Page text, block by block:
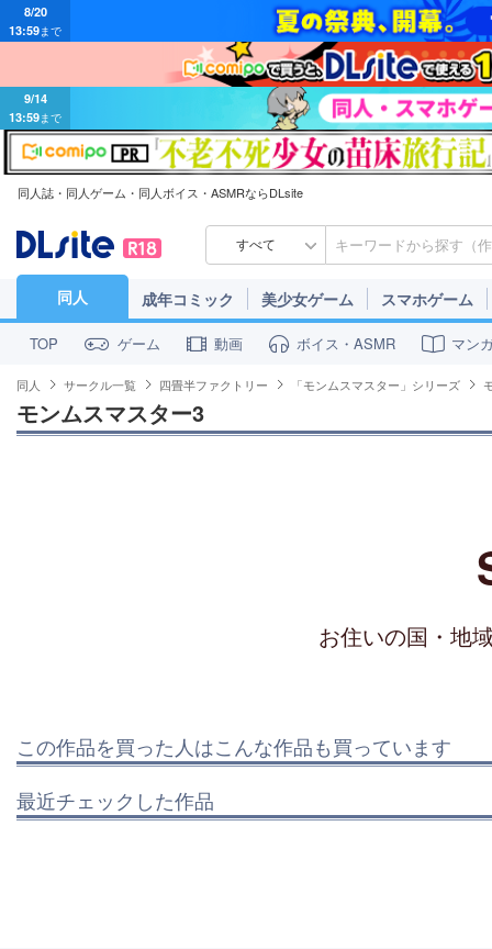
8/20
13:59まで
9/14
13:59まで
同人誌・同人ゲーム・同人ボイス・ASMRならDLsite
すべて
同人 成年コミック 美少女ゲーム スマホゲーム
TOP ゲーム 動画 ボイス・ASMR マン
同人 サークル一覧 四畳半ファクトリー 「モンムスマスター」シリーズ
モンムスマスター3
お住いの国・地
この作品を買った人はこんな作品も買っています
最近チェックした作品